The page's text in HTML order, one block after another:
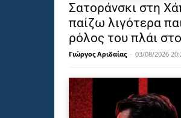
Σατοράνσκι στη
παίζω λιγότερα
ρόλος του πλάι
Γιώργος Αριδαίας - 03/08/2026